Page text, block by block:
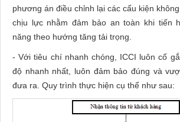
phương án điều chỉnh lại các cấu kiện
chịu lực nhằm đảm bảo an toàn khi tiến
năng theo hướng tăng tải trọng.
- Với tiêu chí nhanh chóng, ICCI luôn cố
độ nhanh nhất, luôn đảm bảo đúng và
đưa ra. Quy trình thực hiện cụ thể như sau: